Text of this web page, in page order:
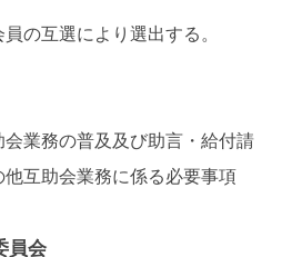
の互選により選出する。
業務の普及及び助言・給付請
互助会業務に係る必要事項
員会